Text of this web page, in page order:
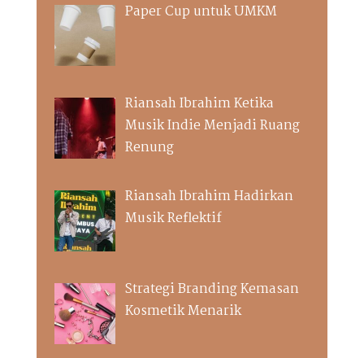
Paper Cup untuk UMKM
Riansah Ibrahim Ketika
Musik Indie Menjadi Ruang
Renung
Riansah Ibrahim Hadirkan
Musik Reflektif
Strategi Branding Kemasan
Kosmetik Menarik